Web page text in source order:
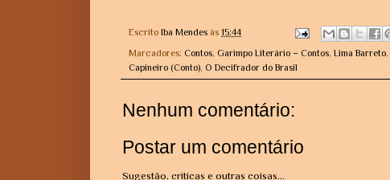
Escrito Iba Mendes às 15:44
Marcadores: Contos, Garimpo Literário – Contos, Lima Barreto,
Capineiro (Conto), O Decifrador do Brasil
Nenhum comentário:
Postar um comentário
Sugestão, críticas e outras coisas...